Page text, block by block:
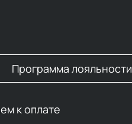
Программа лояльности
к оплате